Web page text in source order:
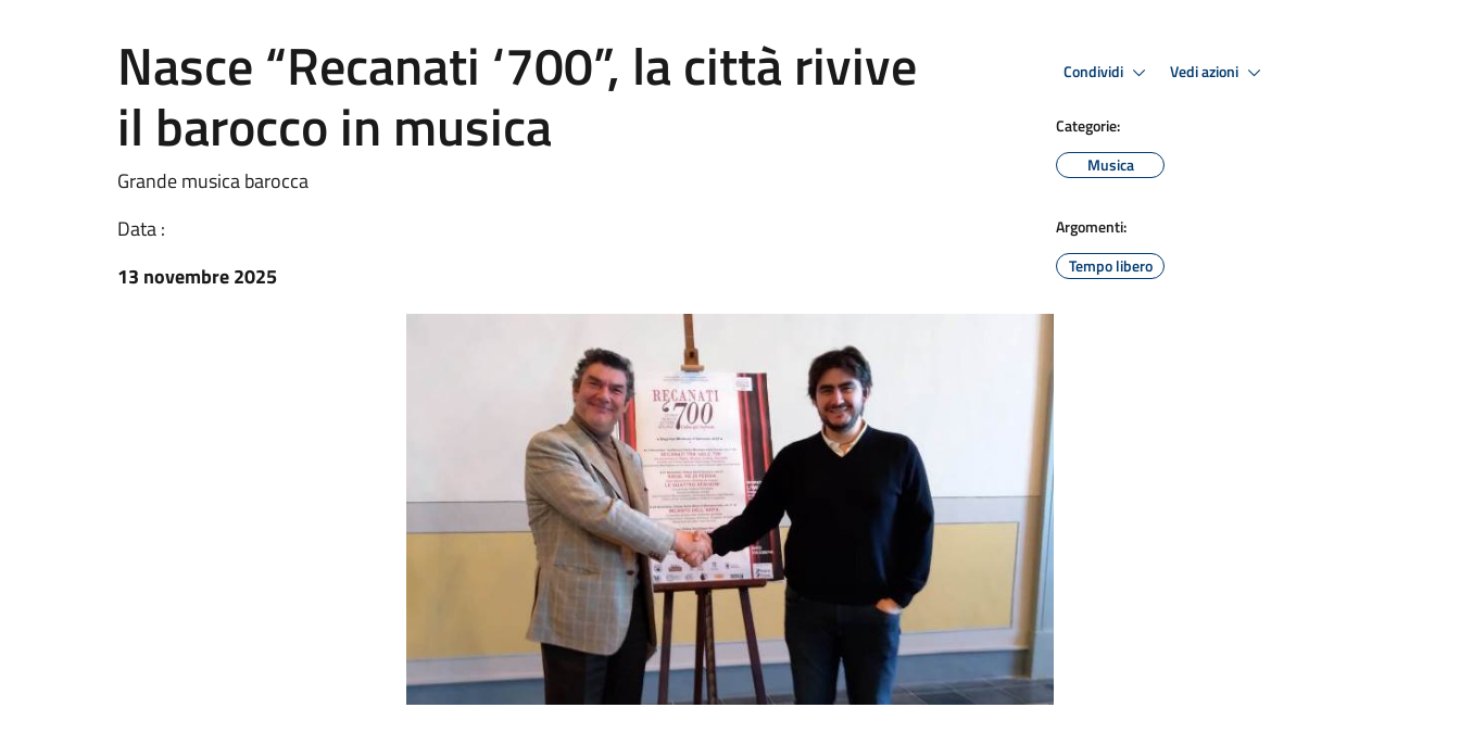
Nasce “Recanati ‘700”, la città rivive
il barocco in musica
Grande musica barocca
Data :
13 novembre 2025
Condividi Vedi azioni
Categorie:
Musica
Argomenti:
Tempo libero